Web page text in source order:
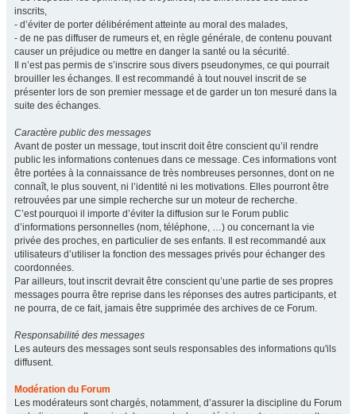
inscrits,
- d’éviter de porter délibérément atteinte au moral des malades,
- de ne pas diffuser de rumeurs et, en règle générale, de contenu pouvant
causer un préjudice ou mettre en danger la santé ou la sécurité.
Il n’est pas permis de s’inscrire sous divers pseudonymes, ce qui pourrait
brouiller les échanges. Il est recommandé à tout nouvel inscrit de se
présenter lors de son premier message et de garder un ton mesuré dans la
suite des échanges.
Caractère public des messages
Avant de poster un message, tout inscrit doit être conscient qu’il rendre
public les informations contenues dans ce message. Ces informations vont
être portées à la connaissance de très nombreuses personnes, dont on ne
connaît, le plus souvent, ni l’identité ni les motivations. Elles pourront être
retrouvées par une simple recherche sur un moteur de recherche.
C’est pourquoi il importe d’éviter la diffusion sur le Forum public
d’informations personnelles (nom, téléphone, …) ou concernant la vie
privée des proches, en particulier de ses enfants. Il est recommandé aux
utilisateurs d’utiliser la fonction des messages privés pour échanger des
coordonnées.
Par ailleurs, tout inscrit devrait être conscient qu’une partie de ses propres
messages pourra être reprise dans les réponses des autres participants, et
ne pourra, de ce fait, jamais être supprimée des archives de ce Forum.
Responsabilité des messages
Les auteurs des messages sont seuls responsables des informations qu'ils
diffusent.
Modération du Forum
Les modérateurs sont chargés, notamment, d’assurer la discipline du Forum